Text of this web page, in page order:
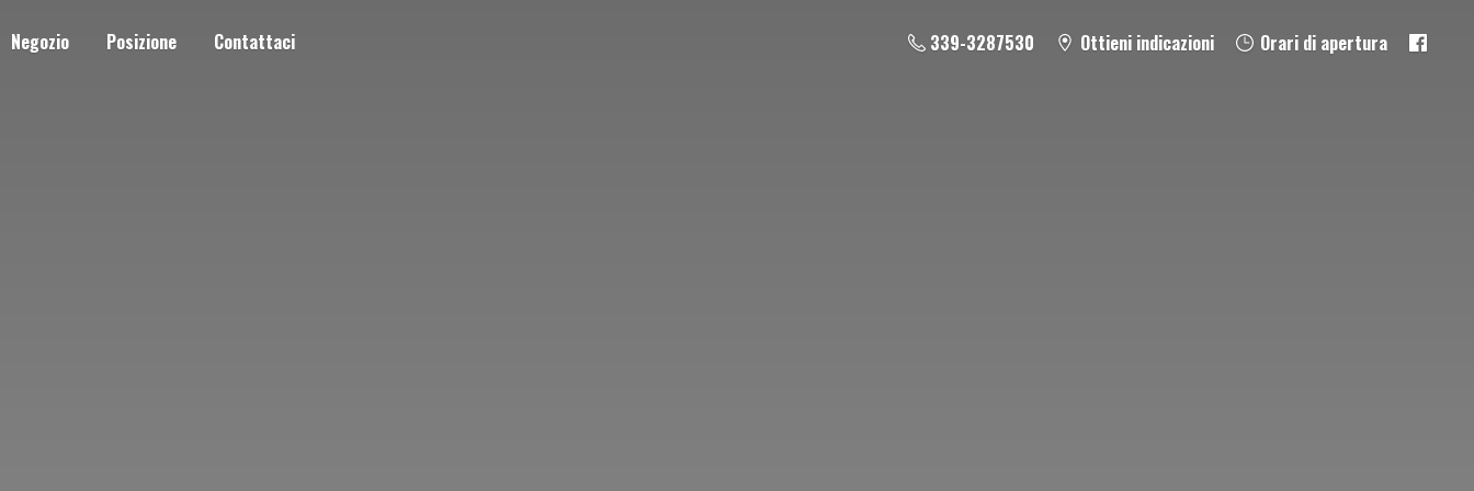
Negozio Posizione Contattaci 339-3287530 Ottieni indicazioni Orari di apertura